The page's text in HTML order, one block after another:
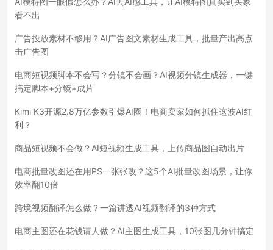
看不出
广告投放素材不够用？AI广告图文素材生成工具，批量产出高点
击广告图
电商短视频脚本不会写？分镜不会画？AI视频分镜生成器，一键
搞定脚本+分镜+成片
Kimi K3开源2.8万亿参数引爆AI圈！电商卖家如何抓住这波AI红
利？
商品短视频不会做？AI短视频生成工具，上传商品图自动出片
电商批量改图还在用PS一张张改？这5个AI批量改图场景，让你
效率翻10倍
跨境视频翻译怎么做？一篇讲透AI视频翻译的3种方式
电商主图还在花钱请人做？AI主图生成工具，10张图几分钟搞定